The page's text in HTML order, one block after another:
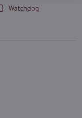
Watchdog